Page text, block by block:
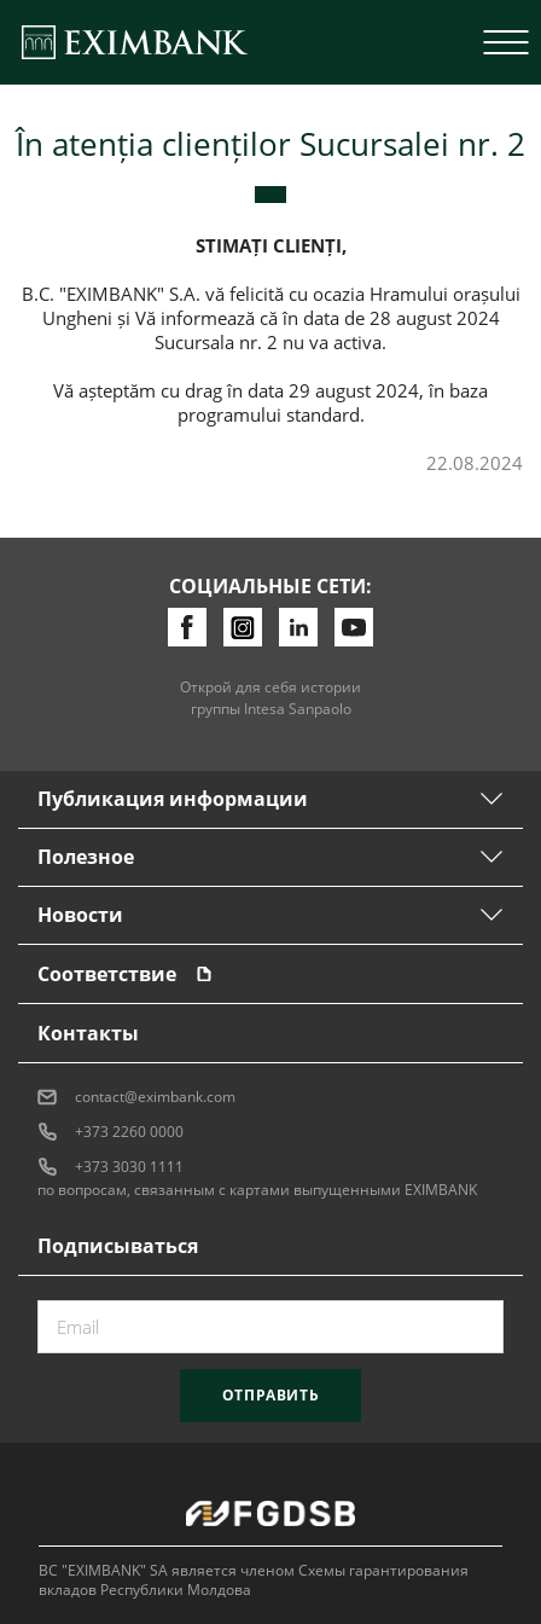
Потребительские кредиты
Ипотечные кредиты
În atenția clienților Sucursalei nr. 2
STIMAȚI CLIENȚI,
B.C. "EXIMBANK" S.A. vă felicită cu ocazia Hramului orașului
Ungheni și Vă informează că în data de 28 august 2024
Sucursala nr. 2 nu va activa.
Vă așteptăm cu drag în data 29 august 2024, în baza
programului standard.
22.08.2024
СОЦИАЛЬНЫЕ СЕТИ:
Открой для себя истории
группы Intesa Sanpaolo
Публикация информации
Полезное
Новости
Соответствие
Подписываться
ОТПРАВИТЬ
Контакты
contact@eximbank.com
+373 2260 0000
+373 3030 1111
по вопросам, связанным с картами выпущенными EXIMBANK
BC "EXIMBANK" SA является членом Схемы гарантирования
вкладов Республики Молдова